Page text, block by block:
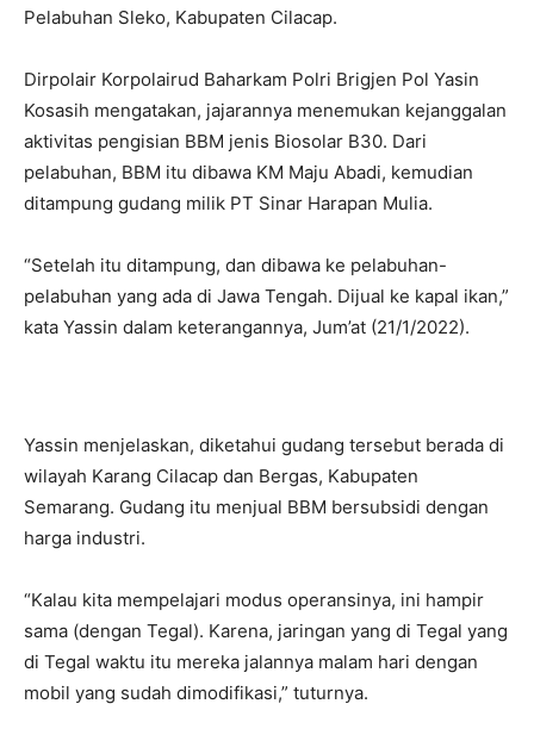
Pelabuhan Sleko, Kabupaten Cilacap.
Dirpolair Korpolairud Baharkam Polri Brigjen Pol Yasin
Kosasih mengatakan, jajarannya menemukan kejanggalan
aktivitas pengisian BBM jenis Biosolar B30. Dari
pelabuhan, BBM itu dibawa KM Maju Abadi, kemudian
ditampung gudang milik PT Sinar Harapan Mulia.
“Setelah itu ditampung, dan dibawa ke pelabuhan-
pelabuhan yang ada di Jawa Tengah. Dijual ke kapal ikan,”
kata Yassin dalam keterangannya, Jum’at (21/1/2022).
Yassin menjelaskan, diketahui gudang tersebut berada di
wilayah Karang Cilacap dan Bergas, Kabupaten
Semarang. Gudang itu menjual BBM bersubsidi dengan
harga industri.
“Kalau kita mempelajari modus operansinya, ini hampir
sama (dengan Tegal). Karena, jaringan yang di Tegal yang
di Tegal waktu itu mereka jalannya malam hari dengan
mobil yang sudah dimodifikasi,” tuturnya.